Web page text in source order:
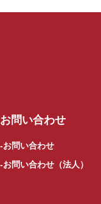
お問い合わせ
お問い合わせ
お問い合わせ（法人）